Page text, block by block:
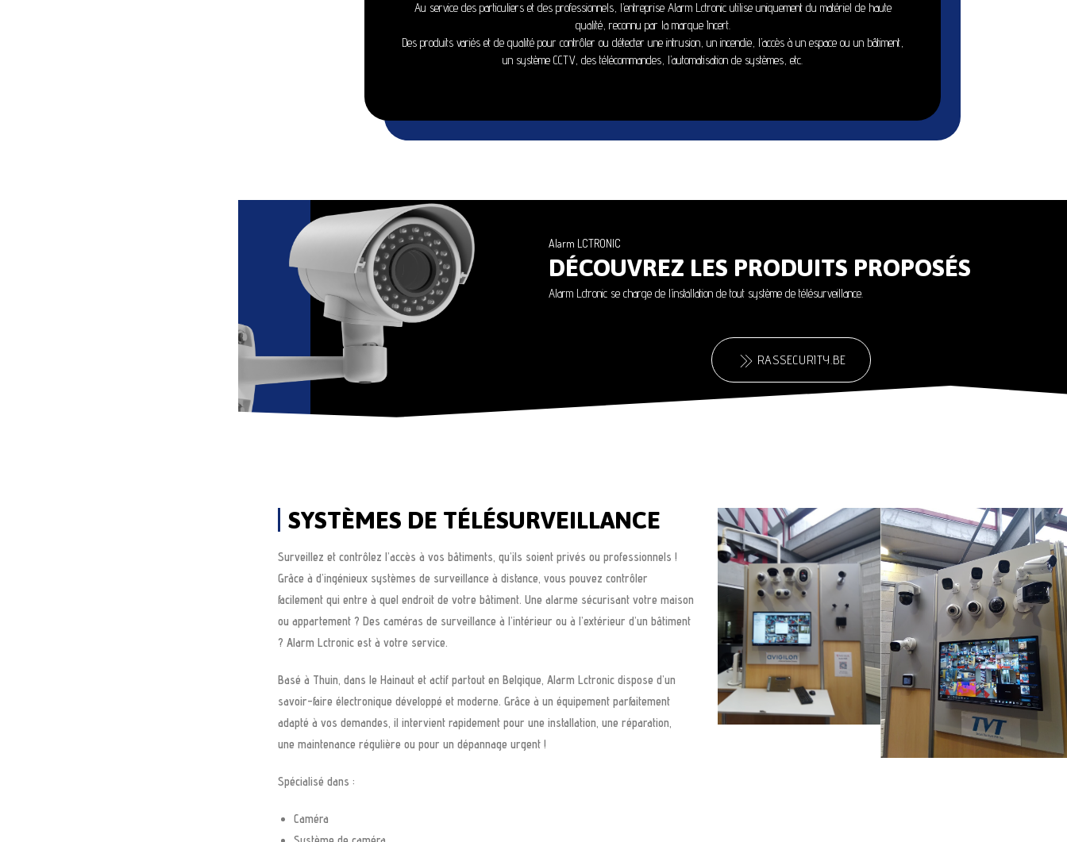
Au service des particuliers et des professionnels, l’entreprise Alarm Lctronic utilise uniquement du matériel de haute
qualité, reconnu par la marque Incert.
Des produits variés et de qualité pour contrôler ou détecter une intrusion, un incendie, l’accès à un espace ou un bâtiment,
un système CCTV, des télécommandes, l’automatisation de systèmes, etc.
Alarm LCTRONIC
DÉCOUVREZ LES PRODUITS PROPOSÉS
Alarm Lctronic se charge de l’installation de tout système de télésurveillance.
RASSECURITY.BE
SYSTÈMES DE TÉLÉSURVEILLANCE
Surveillez et contrôlez l’accès à vos bâtiments, qu’ils soient privés ou professionnels !
Grâce à d’ingénieux systèmes de surveillance à distance, vous pouvez contrôler
facilement qui entre à quel endroit de votre bâtiment. Une alarme sécurisant votre maison
ou appartement ? Des caméras de surveillance à l’intérieur ou à l’extérieur d’un bâtiment
? Alarm Lctronic est à votre service.
Basé à Thuin, dans le Hainaut et actif partout en Belgique, Alarm Lctronic dispose d’un
savoir-faire électronique développé et moderne. Grâce à un équipement parfaitement
adapté à vos demandes, il intervient rapidement pour une installation, une réparation,
une maintenance régulière ou pour un dépannage urgent !
Spécialisé dans :
Caméra